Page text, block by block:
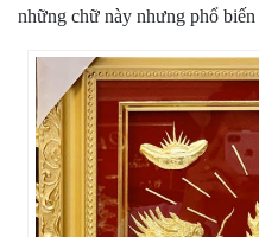
những chữ này nhưng phổ